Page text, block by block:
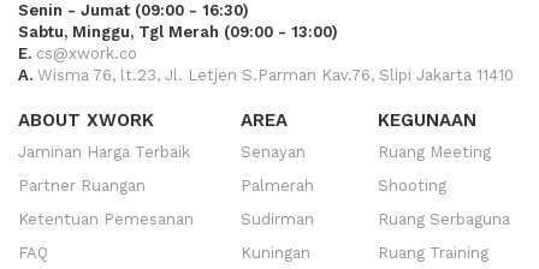
Senin - Jumat (09:00 - 16:30)
Sabtu, Minggu, Tgl Merah (09:00 - 13:00)
E. cs@xwork.co
A. Wisma 76, lt.23, Jl. Letjen S.Parman Kav.76, Slipi Jakarta 11410
ABOUT XWORK
Jaminan Harga Terbaik
Partner Ruangan
Ketentuan Pemesanan
FAQ
AREA
Senayan
Palmerah
Sudirman
Kuningan
KEGUNAAN
Ruang Meeting
Shooting
Ruang Serbaguna
Ruang Training